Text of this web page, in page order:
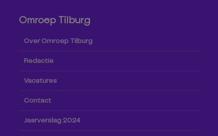
Omroep Tilburg
Over Omroep Tilburg
Redactie
Vacatures
Contact
Jaarverslag 2024